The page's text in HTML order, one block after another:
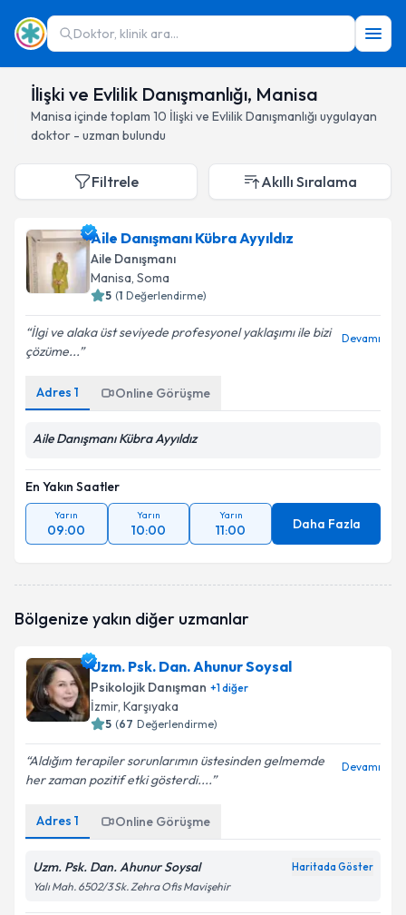
Doktor, klinik ara...
İlişki ve Evlilik Danışmanlığı, Manisa
Manisa içinde toplam 10 İlişki ve Evlilik Danışmanlığı uygulayan
doktor - uzman bulundu
Filtrele Akıllı Sıralama
Aile Danışmanı Kübra Ayyıldız
Aile Danışmanı
Manisa, Soma
5 (1 Değerlendirme)
İlgi ve alaka üst seviyede profesyonel yaklaşımı ile bizi
çözüme...
Devamı
Adres 1 Online Görüşme
Aile Danışmanı Kübra Ayyıldız
En Yakın Saatler
Yarın
09:00
Yarın
10:00
Yarın
11:00 Daha Fazla
Bölgenize yakın diğer uzmanlar
Uzm. Psk. Dan. Ahunur Soysal
Psikolojik Danışman +1diğer
İzmir, Karşıyaka
5 (67 Değerlendirme)
Aldığım terapiler sorunlarımın üstesinden gelmemde
her zaman pozitif etki gösterdi....
Devamı
Adres 1 Online Görüşme
Uzm. Psk. Dan. Ahunur Soysal Haritada Göster
Yalı Mah. 6502/3 Sk. Zehra Ofis Mavişehir